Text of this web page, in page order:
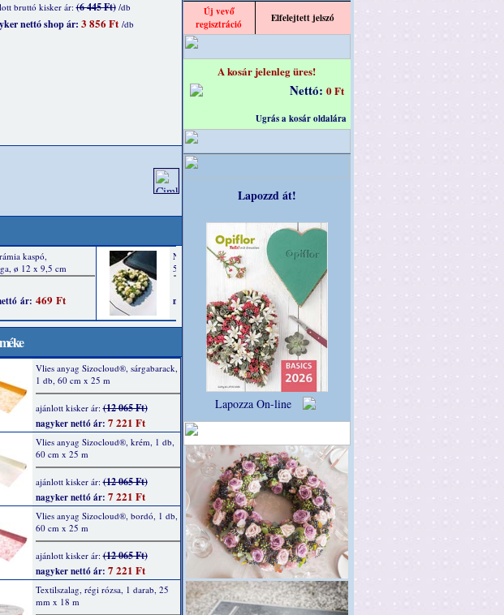
bruttó kisker ár:(6 445 Ft)/db
nettó shop ár: 3 856 Ft /db
Vlies anyag Sizocloud®, sárgabarack,
1 db, 60 cm x 25 m
ajánlott kisker ár:(12 065 Ft)
nagyker nettó ár: 7 221 Ft
Vlies anyag Sizocloud®, krém, 1 db,
60 cm x 25 m
ajánlott kisker ár:(12 065 Ft)
nagyker nettó ár: 7 221 Ft
Vlies anyag Sizocloud®, bordó, 1 db,
60 cm x 25 m
ajánlott kisker ár:(12 065 Ft)
nagyker nettó ár: 7 221 Ft
Textilszalag, régi rózsa, 1 darab, 25
mm x 18 m
Új vevő
regisztráció
Elfelejtett jelszó
A kosár jelenleg üres!
Nettó: 0 Ft
Ugrás a kosár oldalára
Lapozzd át!
Lapozza On-line